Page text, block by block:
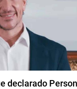
declarado